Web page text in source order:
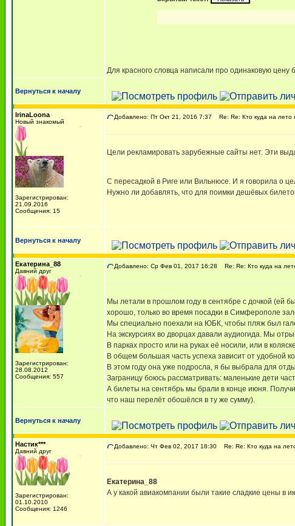
Для красного словца написали про одинаковую
Вернуться к началу
IrinaLoona
Новый знакомый
Зарегистрирован:
21.09.2016
Сообщения: 15
Добавлено: Пт Окт 21, 2016 7:37 Re: Re: Кто куда на
Цели рекламировать зарубежные сайты нет. Эти
С пересадкой в Риге или Вильнюсе. И я говорила о
Нужно ли добавлять, что для поимки дешёвых
Вернуться к началу
Екатерина_88
Давний друг
Зарегистрирован:
28.08.2012
Сообщения: 557
Добавлено: Ср Фев 01, 2017 16:28 Re: Re: Кто куда на
Мы летали в прошлом году в сентябре с дочкой (ей
хорошо, только во время посадки в Симферополе
Мы специально поехали на ЮБК, чтобы пляж был
На экскурсиях во дворцах давали аудиогида. Мы
В парках просто или на руках её носили, или в
В общем большая часть успеха зависит от удобной
В этом году она уже подросла, я бы выбрала для
Заграницу боюсь рассматривать: маленькие дети
А билеты на сентябрь мы брали в конце июня.
что наш перелёт обошёлся в ту же сумму).
Вернуться к началу
Настик***
Давний друг
Зарегистрирован:
01.10.2010
Сообщения: 1246
Добавлено: Чт Фев 02, 2017 18:30 Re: Re: Кто куда на
Екатерина_88
А у какой авиакомпании были такие сладкие цены в